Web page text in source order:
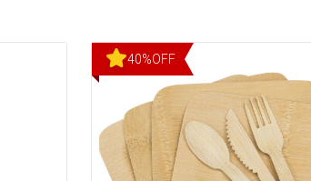
40%OFF